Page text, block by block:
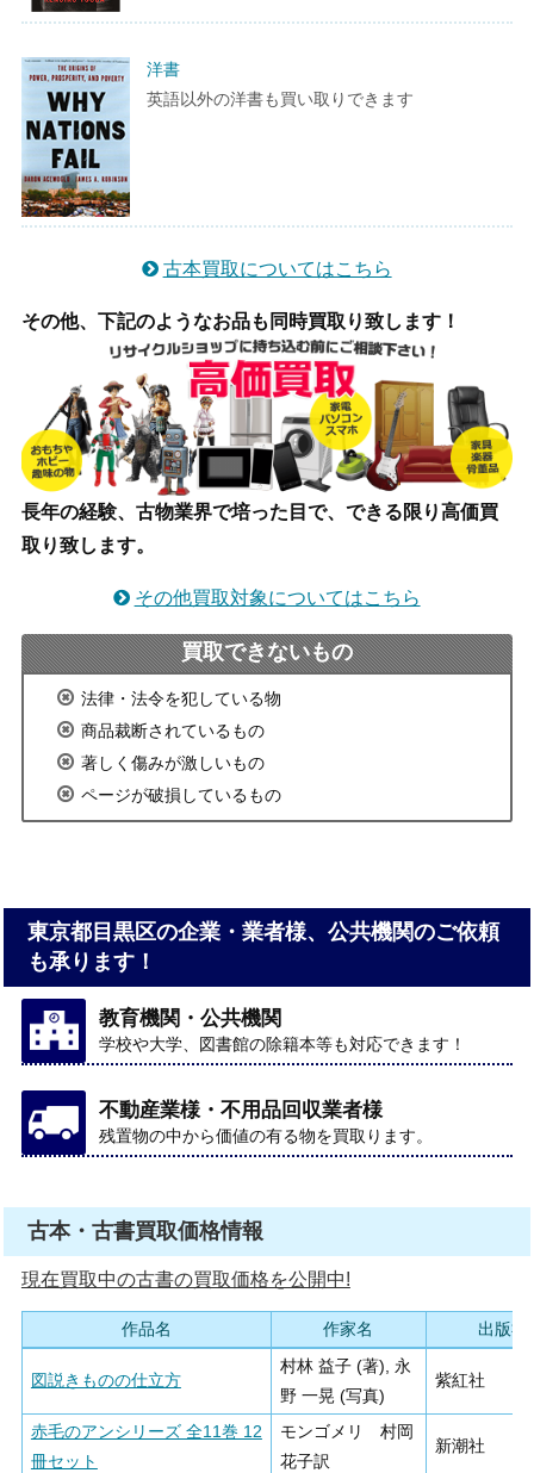
洋書
英語以外の洋書も買い取りできます
古本買取についてはこちら
その他、下記のようなお品も同時買取り致します！
長年の経験、古物業界で培った目で、できる限り高価買
取り致します。
その他買取対象についてはこちら
買取できないもの
法律・法令を犯している物
商品裁断されているもの
著しく傷みが激しいもの
ページが破損しているもの
東京都目黒区の企業・業者様、公共機関のご依頼
も承ります！
教育機関・公共機関
学校や大学、図書館の除籍本等も対応できます！
不動産業様・不用品回収業者様
残置物の中から価値の有る物を買取ります。
古本・古書買取価格情報
現在買取中の古書の買取価格を公開中!
作品名 作家名 出版社
図説きものの仕立方
村林 益子 (著), 永
野 一晃 (写真)
紫紅社
赤毛のアンシリーズ 全11巻 12
冊セット
モンゴメリ 村岡
花子訳
新潮社